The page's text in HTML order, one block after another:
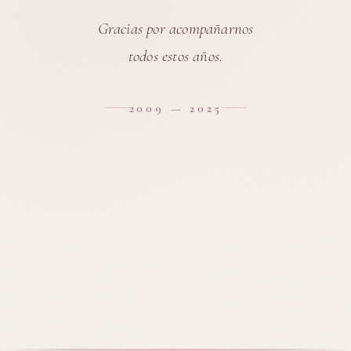
Gracias por acompañarnos
todos estos años.
2009 — 2025